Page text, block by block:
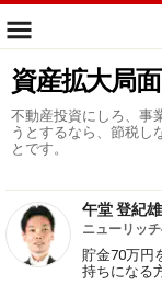
資産拡大局
不動産投資にしろ、事
うとするなら、節税し
とです。
午堂 登紀雄
ニューリッ
貯金70万円
持ちになる